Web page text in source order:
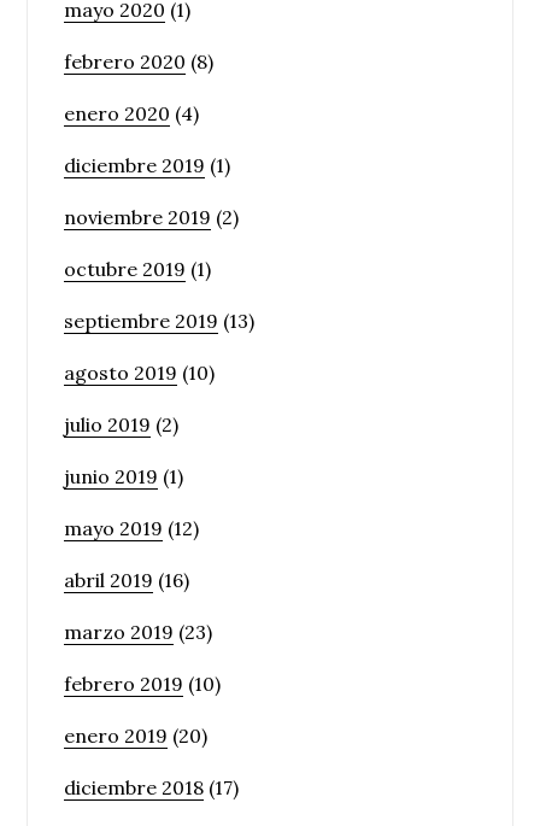
mayo 2020 (1)
febrero 2020 (8)
enero 2020 (4)
diciembre 2019 (1)
noviembre 2019 (2)
octubre 2019 (1)
septiembre 2019 (13)
agosto 2019 (10)
julio 2019 (2)
junio 2019 (1)
mayo 2019 (12)
abril 2019 (16)
marzo 2019 (23)
febrero 2019 (10)
enero 2019 (20)
diciembre 2018 (17)